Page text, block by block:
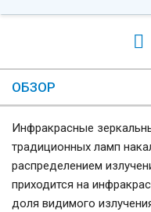
ОБЗОР
Инфракрасные
традиционных ламп
распределением
приходится на
доля видимого